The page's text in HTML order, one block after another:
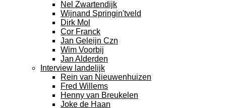
Nel Zwartendijk
Wijnand Springin'tveld
Dirk Mol
Cor Franck
Jan Geleijn Czn
Wim Voorbij
Jan Alderden
Interview landelijk
Rein van Nieuwenhuizen
Fred Willems
Henny van Breukelen
Joke de Haan